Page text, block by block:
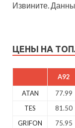
Извините.
ЦЕНЫ НА
A92
ATAN 77.99
TES
81.50
GRIFON
75.95